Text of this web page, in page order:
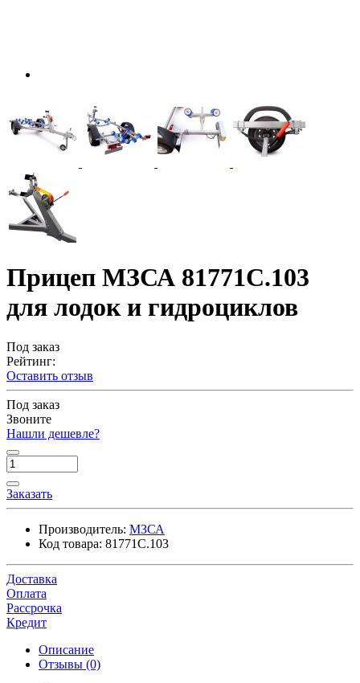
Прицеп МЗСА 81771С.103
для лодок и гидроциклов
Под заказ
Рейтинг:
Оставить отзыв
Под заказ
Звоните
Нашли дешевле?
Заказать
Производитель: МЗСА
Код товара: 81771C.103
Доставка
Оплата
Рассрочка
Кредит
Описание
Отзывы (0)